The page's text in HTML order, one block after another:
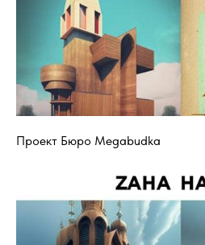
Проект Бюро Megabudka